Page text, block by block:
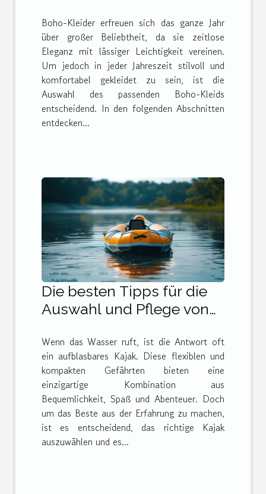
Boho-Kleider erfreuen sich das ganze Jahr
über großer Beliebtheit, da sie zeitlose
Eleganz mit lässiger Leichtigkeit vereinen.
Um jedoch in jeder Jahreszeit stilvoll und
komfortabel gekleidet zu sein, ist die
Auswahl des passenden Boho-Kleids
entscheidend. In den folgenden Abschnitten
entdecken...
Die besten Tipps für die
Auswahl und Pflege von
Wenn das Wasser ruft, ist die Antwort oft
ein aufblasbares Kajak. Diese flexiblen und
kompakten Gefährten bieten eine
einzigartige Kombination aus
Bequemlichkeit, Spaß und Abenteuer. Doch
um das Beste aus der Erfahrung zu machen,
ist es entscheidend, das richtige Kajak
auszuwählen und es...